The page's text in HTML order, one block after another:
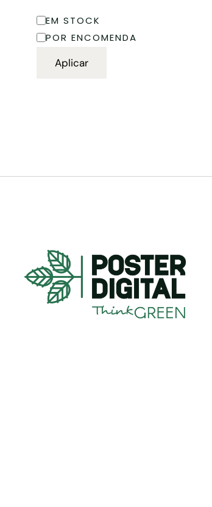
EM STOCK
POR ENCOMENDA
Aplicar